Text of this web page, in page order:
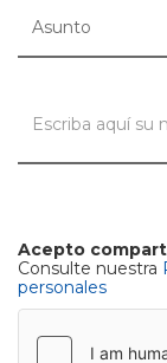
Acepto
Consulte nuestra
personales